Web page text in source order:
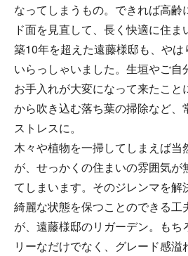
なってしまうもの。できれば高齢
ド面を見直して、長く快適に住ま
築10年を超えた遠藤様邸も、や
いらっしゃいました。生垣やご自
お手入れが大変になって来たこと
から吹き込む落ち葉の掃除など、
ストレスに。
木々や植物を一掃してしまえば当
が、せっかくの住まいの雰囲気が
てしまいます。そのジレンマを解
綺麗な状態を保つことのできる工
が、遠藤様邸のリガーデン。もち
リーなだけでなく、グレード感